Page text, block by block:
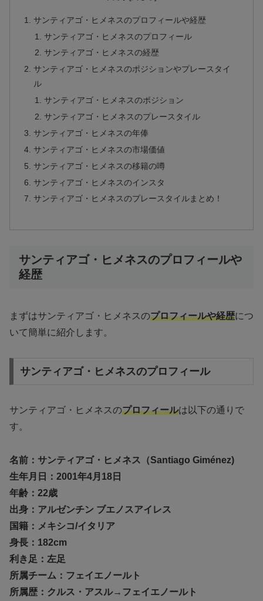
サンティアゴ・ヒメネスのプロフィールや経歴
サンティアゴ・ヒメネスのプロフィール
サンティアゴ・ヒメネスの経歴
サンティアゴ・ヒメネスのポジションやプレースタイ
ル
サンティアゴ・ヒメネスのポジション
サンティアゴ・ヒメネスのプレースタイル
サンティアゴ・ヒメネスの年俸
サンティアゴ・ヒメネスの市場価値
サンティアゴ・ヒメネスの移籍の噂
サンティアゴ・ヒメネスのインスタ
サンティアゴ・ヒメネスのプレースタイルまとめ！
サンティアゴ・ヒメネスのプロフィールや
経歴
まずはサンティアゴ・ヒメネスのプロフィールや経歴につ
いて簡単に紹介します。
サンティアゴ・ヒメネスのプロフィール
サンティアゴ・ヒメネスのプロフィールは以下の通りで
す。
名前：サンティアゴ・ヒメネス（Santiago Giménez)
生年月日：2001年4月18日
年齢：22歳
出身：アルゼンチン ブエノスアイレス
国籍： メキシコ/イタリア
身長：182cm
利き足：左足
所属チーム：フェイエノールト
所属歴：クルス・アスル→フェイエノールト